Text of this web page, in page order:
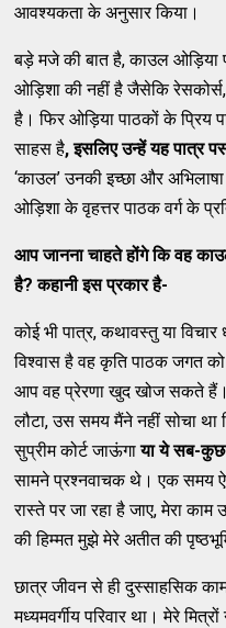
आवश्यकता के अनुसार किया।
बड़े मजे की बात है, काउल ओड़िया
ओड़िशा की नहीं है जैसेकि
है। फिर ओड़िया पाठकों के प्रिय
साहस है,इसलिए उन्हें यहपात्र
‘काउल’ उनकी इच्छा और
ओड़िशा के वृहत्तर पाठक वर्ग के
आप जानना चाहतेहोंगेकि वह
है? कहानीइस प्रकारहै-
कोई भी पात्र, कथावस्तु या
विश्वास है वह कृति पाठक जगत
आप वह प्रेरणा खुद खोज सकते
लौटा, उस समय मैंने नहीं सोचा
सुप्रीम कोर्ट जाऊंगायाये सब-
सामने प्रश्नवाचक थे। एक समय
रास्ते पर जा रहा है जाए, मेरा
की हिम्मत मुझे मेरे अतीत की
छात्र जीवन से ही दुस्साहसिक
मध्यमवर्गीय परिवार था। मेरे